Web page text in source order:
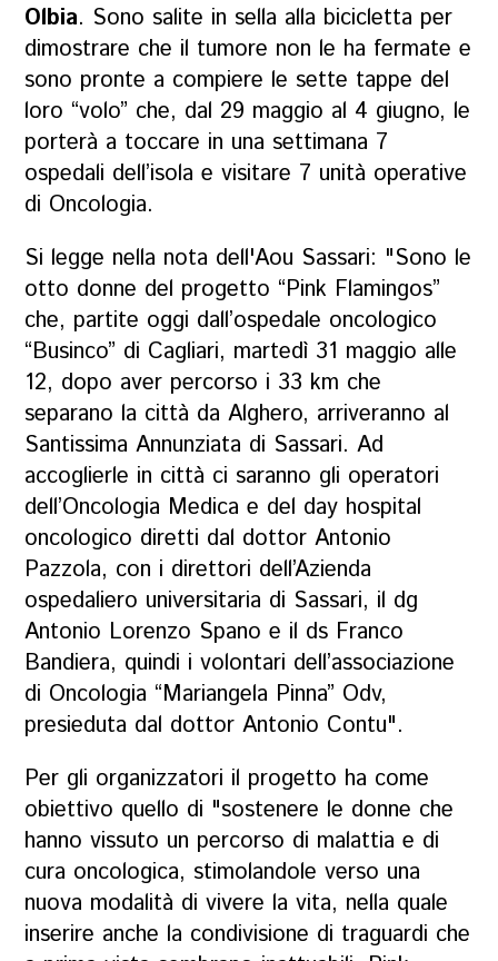
Olbia. Sono salite in sella alla bicicletta per
dimostrare che il tumore non le ha fermate e
sono pronte a compiere le sette tappe del
loro “volo” che, dal 29 maggio al 4 giugno, le
porterà a toccare in una settimana 7
ospedali dell’isola e visitare 7 unità operative
di Oncologia.
Si legge nella nota dell'Aou Sassari: "Sono le
otto donne del progetto “Pink Flamingos”
che, partite oggi dall’ospedale oncologico
“Businco” di Cagliari, martedì 31 maggio alle
12, dopo aver percorso i 33 km che
separano la città da Alghero, arriveranno al
Santissima Annunziata di Sassari. Ad
accoglierle in città ci saranno gli operatori
dell’Oncologia Medica e del day hospital
oncologico diretti dal dottor Antonio
Pazzola, con i direttori dell’Azienda
ospedaliero universitaria di Sassari, il dg
Antonio Lorenzo Spano e il ds Franco
Bandiera, quindi i volontari dell’associazione
di Oncologia “Mariangela Pinna” Odv,
presieduta dal dottor Antonio Contu".
Per gli organizzatori il progetto ha come
obiettivo quello di "sostenere le donne che
hanno vissuto un percorso di malattia e di
cura oncologica, stimolandole verso una
nuova modalità di vivere la vita, nella quale
inserire anche la condivisione di traguardi che